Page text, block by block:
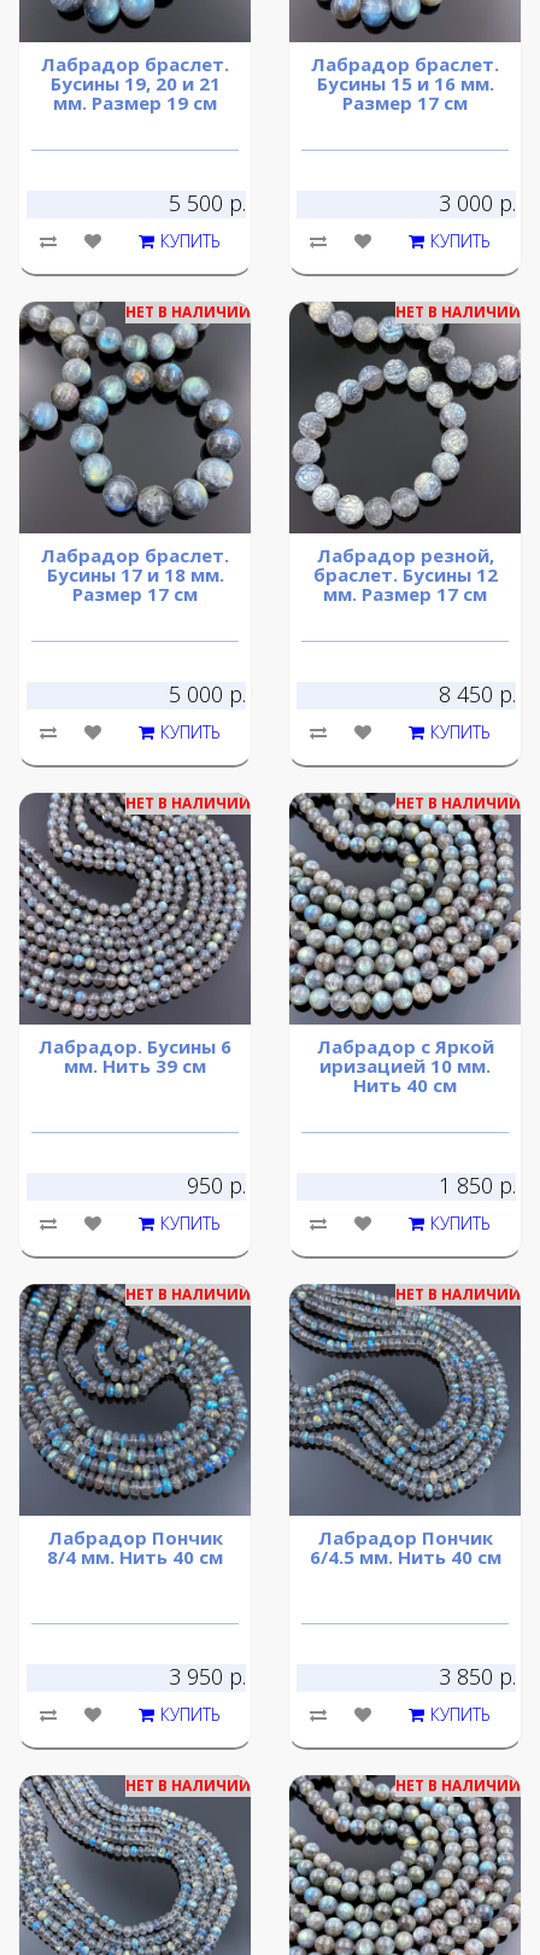
Лабрадор браслет.
Бусины 19, 20 и 21
мм. Размер 19 см
5 500 р.
КУПИТЬ
Лабрадор браслет.
Бусины 15 и 16 мм.
Размер 17 см
3 000 р.
КУПИТЬ
НЕТ В НАЛИЧИИ
Лабрадор браслет.
Бусины 17 и 18 мм.
Размер 17 см
5 000 р.
КУПИТЬ
НЕТ В НАЛИЧИИ
Лабрадор резной,
браслет. Бусины 12
мм. Размер 17 см
8 450 р.
КУПИТЬ
НЕТ В НАЛИЧИИ
Лабрадор. Бусины 6
мм. Нить 39 см
950 р.
КУПИТЬ
НЕТ В НАЛИЧИИ
Лабрадор с Яркой
иризацией 10 мм.
Нить 40 см
1 850 р.
КУПИТЬ
НЕТ В НАЛИЧИИ
Лабрадор Пончик
8/4 мм. Нить 40 см
3 950 р.
КУПИТЬ
НЕТ В НАЛИЧИИ
Лабрадор Пончик
6/4.5 мм. Нить 40 см
3 850 р.
КУПИТЬ
НЕТ В НАЛИЧИИ НЕТ В НАЛИЧИИ